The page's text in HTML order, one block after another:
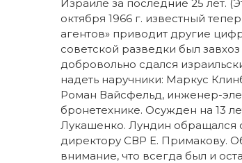
Израиле за последние 25 лет.
октября 1966 г. известный
агентов» приводит другие
советской разведки был
добровольно сдался
надеть наручники: Маркус
Роман Вайсфельд, инженер-
бронетехнике. Осужден на 13
Лукашенко. Лундин обращался
директору СВР Е. Примакову.
внимание, что всегда был и